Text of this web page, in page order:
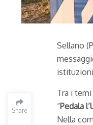
Share
Sellano
Tra i temi
“Pedala
Nella
Share